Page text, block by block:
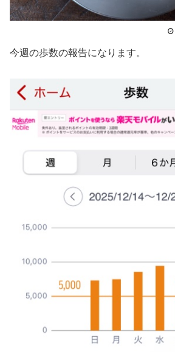
今週の歩数の報告になります。